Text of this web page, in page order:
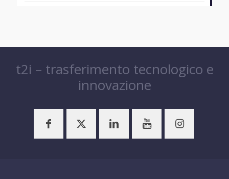
t2i – trasferimento tecnologico e
innovazione